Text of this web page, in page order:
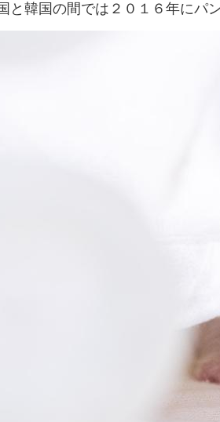
と韓国の間では２０１６年にパ